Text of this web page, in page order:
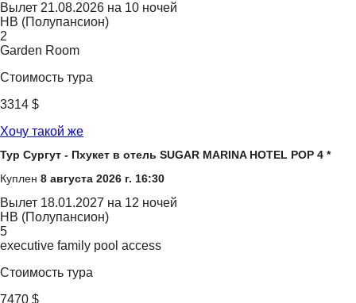
Вылет 21.08.2026 на 10 ночей
HB (Полупансион)
2
Garden Room
Стоимость тура
3314 $
Хочу такой же
Тур Сургут - Пхукет в отель SUGAR MARINA HOTEL POP 4 *
Куплен 8 августа 2026 г. 16:30
Вылет 18.01.2027 на 12 ночей
HB (Полупансион)
5
executive family pool access
Стоимость тура
7470 $